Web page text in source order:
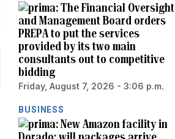
The Financial Oversight
and Management Board orders
PREPA to put the services
provided by its two main
consultants out to competitive
bidding
Friday, August 7, 2026 - 3:06 p.m.
BUSINESS
New Amazon facility in